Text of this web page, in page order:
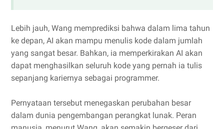
Lebih jauh, Wang memprediksi bahwa dalam lima tahun
ke depan, AI akan mampu menulis kode dalam jumlah
yang sangat besar. Bahkan, ia memperkirakan AI akan
dapat menghasilkan seluruh kode yang pernah ia tulis
sepanjang kariernya sebagai programmer.
Pernyataan tersebut menegaskan perubahan besar
dalam dunia pengembangan perangkat lunak. Peran